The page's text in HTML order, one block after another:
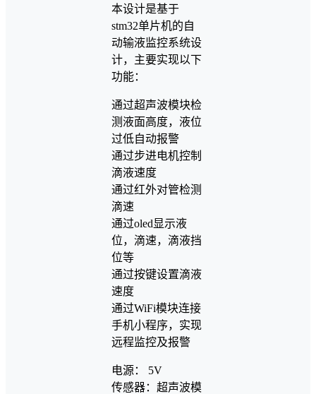
本设计是基于
stm32单片机的自
动输液监控系统设
计，主要实现以下
功能：
通过超声波模块检
测液面高度，液位
过低自动报警
通过步进电机控制
滴液速度
通过红外对管检测
滴速
通过oled显示液
位，滴速，滴液挡
位等
通过按键设置滴液
速度
通过WiFi模块连接
手机小程序，实现
远程监控及报警
电源： 5V
传感器：超声波模